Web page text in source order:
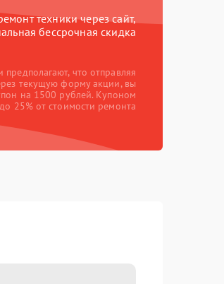
техники через сайт,
бессрочная скидка
предполагают, что отправляя
текущую форму акции, вы
на 1500 рублей. Купоном
25% от стоимости ремонта